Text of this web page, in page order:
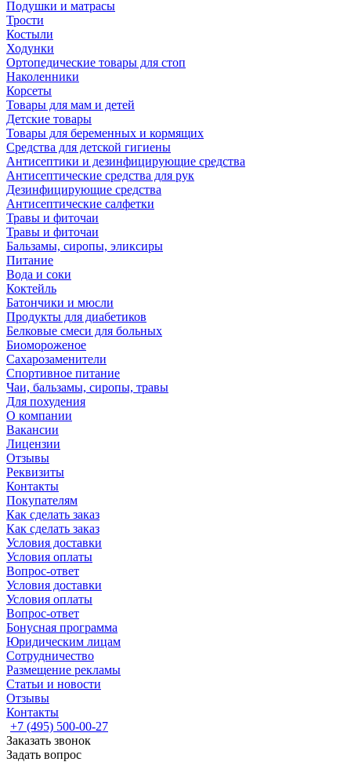
Подушки и матрасы
Трости
Костыли
Ходунки
Ортопедические товары для стоп
Наколенники
Корсеты
Товары для мам и детей
Детские товары
Товары для беременных и кормящих
Средства для детской гигиены
Антисептики и дезинфицирующие средства
Антисептические средства для рук
Дезинфицирующие средства
Антисептические салфетки
Травы и фиточаи
Травы и фиточаи
Бальзамы, сиропы, эликсиры
Питание
Вода и соки
Коктейль
Батончики и мюсли
Продукты для диабетиков
Белковые смеси для больных
Биомороженое
Сахарозаменители
Спортивное питание
Чаи, бальзамы, сиропы, травы
Для похудения
О компании
Вакансии
Лицензии
Отзывы
Реквизиты
Контакты
Покупателям
Как сделать заказ
Как сделать заказ
Условия доставки
Условия оплаты
Вопрос-ответ
Условия доставки
Условия оплаты
Вопрос-ответ
Бонусная программа
Юридическим лицам
Сотрудничество
Размещение рекламы
Статьи и новости
Отзывы
Контакты
+7 (495) 500-00-27
Заказать звонок
Задать вопрос